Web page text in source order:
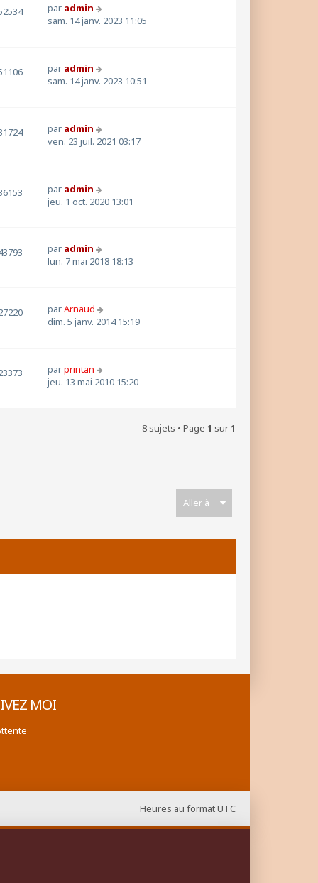
par admin
sam. 14 janv. 2023 11:05
par admin
sam. 14 janv. 2023 10:51
par admin
ven. 23 juil. 2021 03:17
par admin
jeu. 1 oct. 2020 13:01
par admin
lun. 7 mai 2018 18:13
parArnaud
dim. 5 janv. 2014 15:19
parprintan
jeu. 13 mai 2010 15:20
8 sujets • Page 1 sur1
Aller à
MOI
Heures au formatUTC